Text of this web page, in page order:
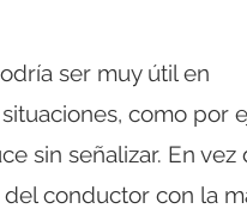
ser muy útil en
como por
sin señalizar. En vez
conductor con la